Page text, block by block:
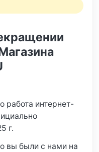
работа интернет-
г.
вы были с нами на